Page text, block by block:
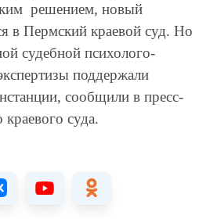
решением, новый
в Пермский краевой суд. Но
судебной психолого-
поддержали
сообщили в пресс-
суда.